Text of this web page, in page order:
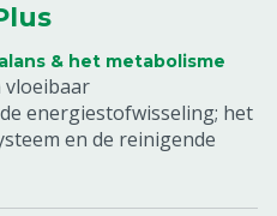
& het metabolisme
vloeibaar
energiestofwisseling; het
en de reinigende